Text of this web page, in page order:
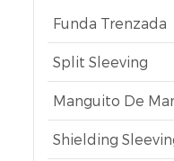
Funda Trenzada
Split Sleeving
Manguito De
Shielding